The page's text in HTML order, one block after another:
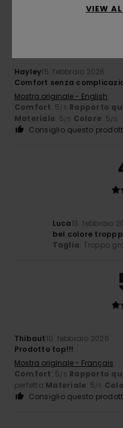
Hayley15. febbraio 2026
Comfort senza
Mostra originale - English
Comfort: 5 /5 Rapporto
Materiale: 5 /5 Colore: 5 /5
Consiglio questo
Luca13. febbraio
bel colore
Taglia: Troppo
Thibaut10. febbraio 2026
Prodotto top!!!
Mostra originale - Français
Comfort: 5 /5 Rapporto
perfetta Materiale: 5 /5
Consiglio questo
VIEW